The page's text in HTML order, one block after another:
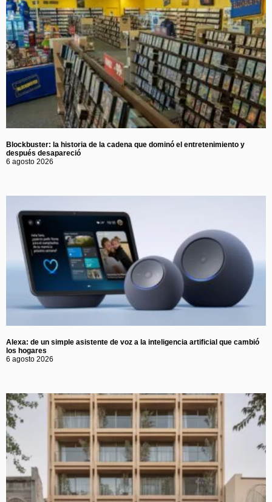
Blockbuster: la historia de la cadena que dominó el entretenimiento y
después desapareció
6 agosto 2026
Alexa: de un simple asistente de voz a la inteligencia artificial que cambió
los hogares
6 agosto 2026